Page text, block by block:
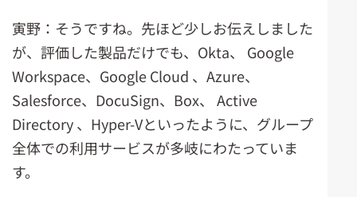
寅野：そうですね。先ほど少しお伝えしました
が、評価した製品だけでも、Okta、 Google
Workspace、Google Cloud 、Azure、
Salesforce、DocuSign、Box、 Active
Directory 、Hyper-Vといったように、グループ
全体での利用サービスが多岐にわたっていま
す。